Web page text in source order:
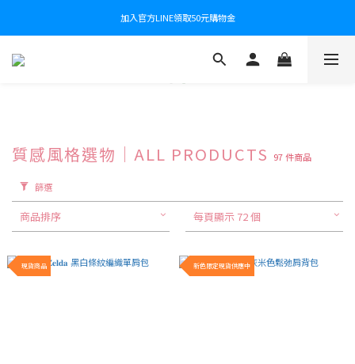
加入官方LINE領取50元購物金
質感風格選物｜ALL PRODUCTS 97 件商品
篩選
商品排序 每頁顯示 72 個
現貨商品 新色限定現貨供應中